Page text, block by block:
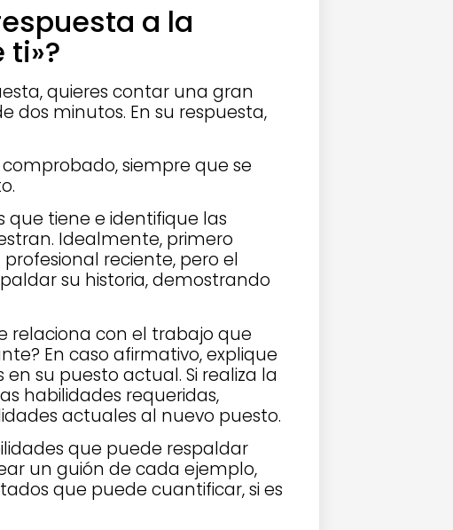
a la
ti»?
quieres contar una gran
dos minutos. En su respuesta,
siempre que se
que tiene e identifique las
Idealmente, primero
reciente, pero el
su historia, demostrando
relaciona con el trabajo que
En caso afirmativo, explique
su puesto actual. Si realiza la
habilidades requeridas,
actuales al nuevo puesto.
que puede respaldar
un guión de cada ejemplo,
que puede cuantificar, si es